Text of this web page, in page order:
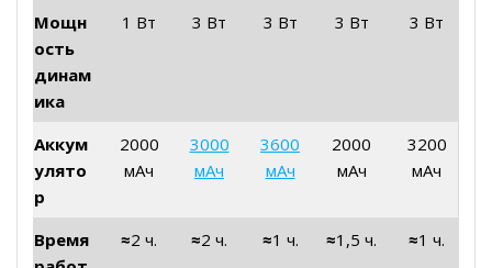
Мощн
ость
динам
ика
1 Вт 3 Вт 3 Вт 3 Вт 3 Вт
Аккум
улято
р
2000
мАч
3000
мАч
3600
мАч
2000
мАч
3200
мАч
Время
≈2 ч. ≈2 ч. ≈1 ч. ≈1,5 ч. ≈1 ч.